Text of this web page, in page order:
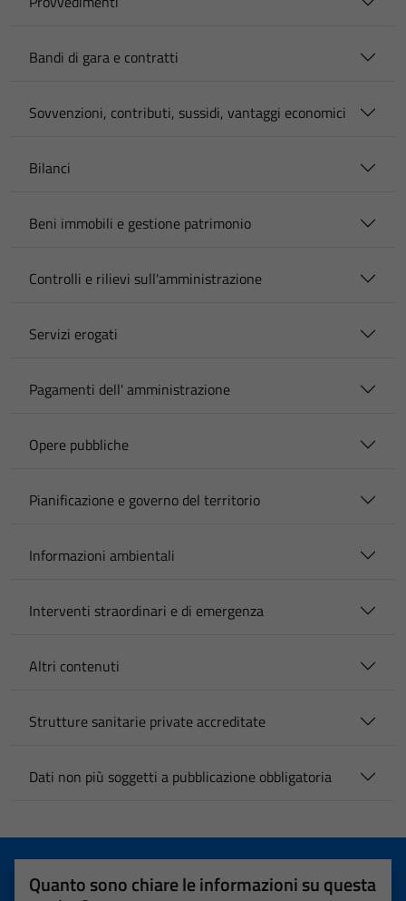
Bandi di gara e contratti
Sovvenzioni, contributi, sussidi, vantaggi economici
Bilanci
Beni immobili e gestione patrimonio
Controlli e rilievi sull'amministrazione
Servizi erogati
Pagamenti dell' amministrazione
Opere pubbliche
Pianificazione e governo del territorio
Informazioni ambientali
Interventi straordinari e di emergenza
Altri contenuti
Strutture sanitarie private accreditate
Dati non più soggetti a pubblicazione obbligatoria
Quanto sono chiare le informazioni su questa